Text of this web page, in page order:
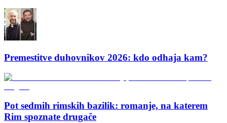
Premestitve duhovnikov 2026: kdo odhaja kam?
Pot sedmih rimskih bazilik: romanje, na katerem
Rim spoznate drugače